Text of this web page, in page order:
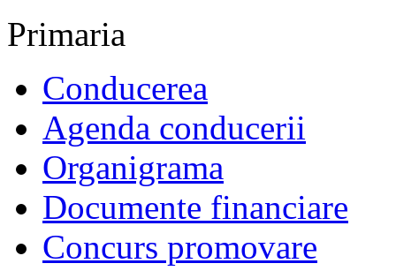
Primaria
Conducerea
Agenda conducerii
Organigrama
Documente financiare
Concurs promovare